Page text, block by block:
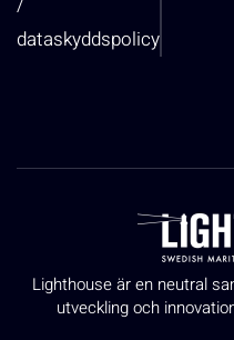
dataskyddspolicy
Lighthouse är en neutral
utveckling och